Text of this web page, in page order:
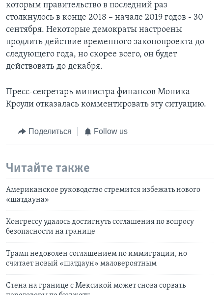
которым правительство в последний раз
столкнулось в конце 2018 – начале 2019 годов - 30
сентября. Некоторые демократы настроены
продлить действие временного законопроекта до
следующего года, но скорее всего, он будет
действовать до декабря.
Пресс-секретарь министра финансов Моника
Кроули отказалась комментировать эту ситуацию.
Поделиться Follow us
Читайте также
Американское руководство стремится избежать нового
«шатдауна»
Конгрессу удалось достигнуть соглашения по вопросу
безопасности на границе
Трамп недоволен соглашением по иммиграции, но
считает новый «шатдаун» маловероятным
Стена на границе с Мексикой может снова сорвать